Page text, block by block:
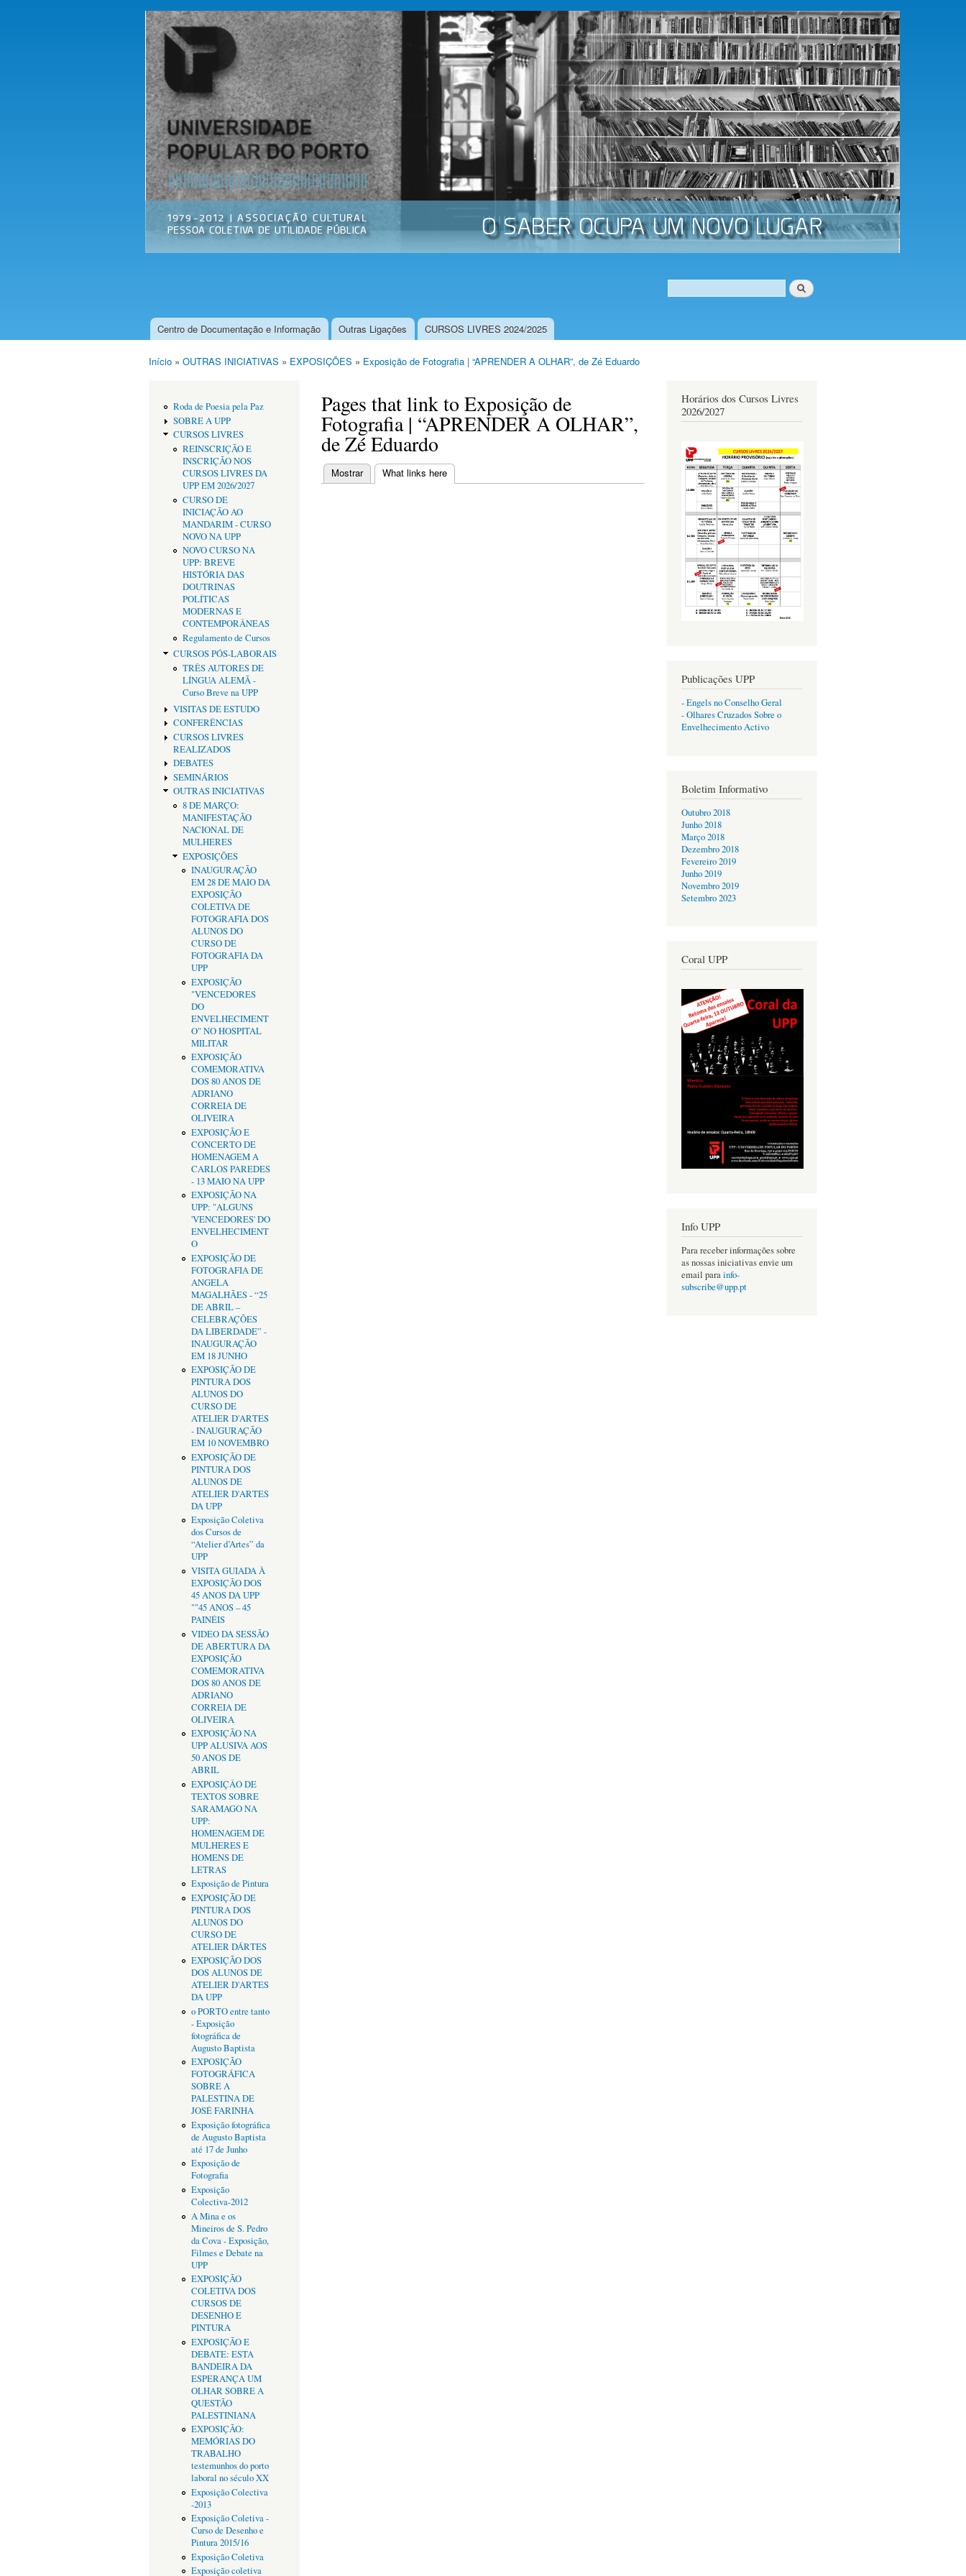
Passar
para o
conteúdo
principal
Universidade
Popular do
Porto
Associação
Cultural
Formulário de procura
Procurar
Menu principal
Centro de Documentação e Informação Outras Ligações CURSOS LIVRES 2024/2025
Início » OUTRAS INICIATIVAS » EXPOSIÇÕES » Exposição de Fotografia | “APRENDER A OLHAR”, de Zé Eduardo
Roda de Poesia pela Paz
SOBRE A UPP
CURSOS LIVRES
REINSCRIÇÃO E
INSCRIÇÃO NOS
CURSOS LIVRES DA
UPP EM 2026/2027
CURSO DE
INICIAÇÃO AO
MANDARIM - CURSO
NOVO NA UPP
NOVO CURSO NA
UPP: BREVE
HISTÓRIA DAS
DOUTRINAS
POLÍTICAS
MODERNAS E
CONTEMPORÂNEAS
Regulamento de Cursos
CURSOS PÓS-LABORAIS
TRÊS AUTORES DE
LÍNGUA ALEMÃ -
Curso Breve na UPP
VISITAS DE ESTUDO
CONFERÊNCIAS
CURSOS LIVRES
REALIZADOS
DEBATES
SEMINÁRIOS
OUTRAS INICIATIVAS
8 DE MARÇO:
MANIFESTAÇÃO
NACIONAL DE
MULHERES
EXPOSIÇÕES
INAUGURAÇÃO
EM 28 DE MAIO DA
EXPOSIÇÃO
COLETIVA DE
FOTOGRAFIA DOS
ALUNOS DO
CURSO DE
FOTOGRAFIA DA
UPP
EXPOSIÇÃO
"VENCEDORES
DO
ENVELHECIMENT
O" NO HOSPITAL
MILITAR
EXPOSIÇÃO
COMEMORATIVA
DOS 80 ANOS DE
ADRIANO
CORREIA DE
OLIVEIRA
EXPOSIÇÃO E
CONCERTO DE
HOMENAGEM A
CARLOS PAREDES
- 13 MAIO NA UPP
EXPOSIÇÃO NA
UPP: "ALGUNS
'VENCEDORES' DO
ENVELHECIMENT
O
EXPOSIÇÃO DE
FOTOGRAFIA DE
ANGELA
MAGALHÃES - “25
DE ABRIL –
CELEBRAÇÕES
DA LIBERDADE” -
INAUGURAÇÃO
EM 18 JUNHO
EXPOSIÇÃO DE
PINTURA DOS
ALUNOS DO
CURSO DE
ATELIER D'ARTES
- INAUGURAÇÃO
EM 10 NOVEMBRO
EXPOSIÇÃO DE
PINTURA DOS
ALUNOS DE
ATELIER D'ARTES
DA UPP
Exposição Coletiva
dos Cursos de
“Atelier d’Artes” da
UPP
VISITA GUIADA À
EXPOSIÇÃO DOS
45 ANOS DA UPP
""45 ANOS – 45
PAINÉIS
VIDEO DA SESSÃO
DE ABERTURA DA
EXPOSIÇÃO
COMEMORATIVA
DOS 80 ANOS DE
ADRIANO
CORREIA DE
OLIVEIRA
EXPOSIÇÃO NA
UPP ALUSIVA AOS
50 ANOS DE
ABRIL
EXPOSIÇÂO DE
TEXTOS SOBRE
SARAMAGO NA
UPP:
HOMENAGEM DE
MULHERES E
HOMENS DE
LETRAS
Exposição de Pintura
EXPOSIÇÃO DE
PINTURA DOS
ALUNOS DO
CURSO DE
ATELIER DÁRTES
EXPOSIÇÃO DOS
DOS ALUNOS DE
ATELIER D'ARTES
DA UPP
o PORTO entre tanto
- Exposição
fotográfica de
Augusto Baptista
EXPOSIÇÃO
FOTOGRÁFICA
SOBRE A
PALESTINA DE
JOSÉ FARINHA
Exposição fotográfica
de Augusto Baptista
até 17 de Junho
Exposição de
Fotografia
Exposição
Colectiva-2012
A Mina e os
Mineiros de S. Pedro
da Cova - Exposição,
Filmes e Debate na
UPP
EXPOSIÇÃO
COLETIVA DOS
CURSOS DE
DESENHO E
PINTURA
EXPOSIÇÃO E
DEBATE: ESTA
BANDEIRA DA
ESPERANÇA UM
OLHAR SOBRE A
QUESTÃO
PALESTINIANA
EXPOSIÇÃO:
MEMÓRIAS DO
TRABALHO
testemunhos do porto
laboral no século XX
Exposição Colectiva
-2013
Exposição Coletiva -
Curso de Desenho e
Pintura 2015/16
Exposição Coletiva
Exposição coletiva
Pages that link to Exposição de
Fotografia | “APRENDER A OLHAR”,
de Zé Eduardo
Separadores primários
Mostrar What links here
Horários dos Cursos Livres
2026/2027
Publicações UPP
- Engels no Conselho Geral
- Olhares Cruzados Sobre o
Envelhecimento Activo
Boletim Informativo
Outubro 2018
Junho 2018
Março 2018
Dezembro 2018
Fevereiro 2019
Junho 2019
Novembro 2019
Setembro 2023
Coral UPP
Info UPP
Para receber informações sobre
as nossas iniciativas envie um
email parainfo-
subscribe@upp.pt